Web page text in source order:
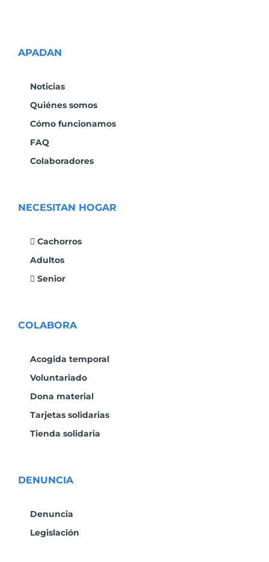
APADAN
Noticias
Quiénes somos
Cómo funcionamos
FAQ
Colaboradores
NECESITAN HOGAR
Cachorros
Adultos
Senior
COLABORA
Acogida temporal
Voluntariado
Dona material
Tarjetas solidarias
Tienda solidaria
DENUNCIA
Denuncia
Legislación